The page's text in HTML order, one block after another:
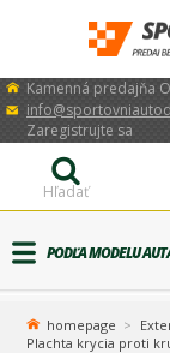
Kamenná predajňa
Zaregistrujte sa
Hľadať
PODĽA MODELU
homepage
Plachta krycia proti